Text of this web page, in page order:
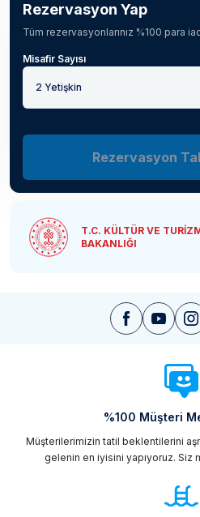
Rezervasyon Yap
Tüm rezervasyonlarınız %100 para
Misafir Sayısı
2 Yetişkin
Rezervasyon
T.C. KÜLTÜR VE
BAKANLIĞI
%100 Müşteri
Müşterilerimizin tatil beklentilerini
gelenin en iyisini yapıyoruz. Siz